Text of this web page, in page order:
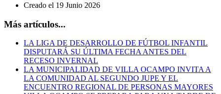
Creado el 19 Junio 2026
Más artículos...
LA LIGA DE DESARROLLO DE FÚTBOL INFANTIL
DISPUTARÁ SU ÚLTIMA FECHA ANTES DEL
RECESO INVERNAL
LA MUNICIPALIDAD DE VILLA OCAMPO INVITA A
LA COMUNIDAD AL SEGUNDO JUPE Y EL
ENCUENTRO REGIONAL DE PERSONAS MAYORES